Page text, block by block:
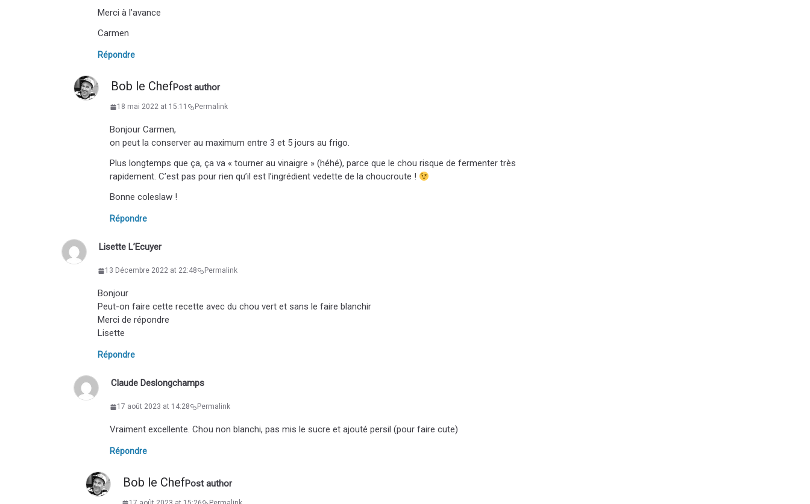
Merci à l’avance
Carmen
Répondre
Bob le ChefPost author
18 mai 2022 at 15:11 Permalink
Bonjour Carmen,
on peut la conserver au maximum entre 3 et 5 jours au frigo.
Plus longtemps que ça, ça va « tourner au vinaigre » (héhé), parce que le chou risque de fermenter très
rapidement. C’est pas pour rien qu’il est l’ingrédient vedette de la choucroute !
Bonne coleslaw !
Répondre
Lisette L’Ecuyer
13 Décembre 2022 at 22:48 Permalink
Bonjour
Peut-on faire cette recette avec du chou vert et sans le faire blanchir
Merci de répondre
Lisette
Répondre
Claude Deslongchamps
17 août 2023 at 14:28 Permalink
Vraiment excellente. Chou non blanchi, pas mis le sucre et ajouté persil (pour faire cute)
Répondre
Bob le ChefPost author